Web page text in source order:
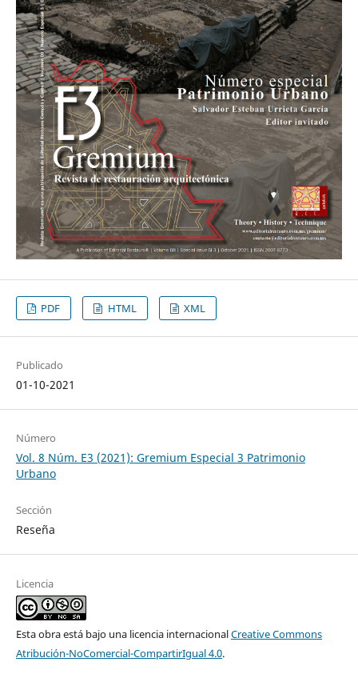
PDF HTML XML
Publicado
01-10-2021
Número
Vol. 8 Núm. E3 (2021): Gremium Especial 3 Patrimonio
Urbano
Sección
Reseña
Licencia
Esta obra está bajo una licencia internacionalCreative Commons
Atribución-NoComercial-CompartirIgual 4.0.